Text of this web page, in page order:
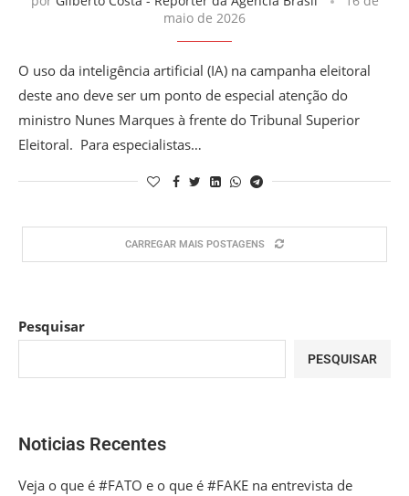
maio de 2026
O uso da inteligência artificial (IA) na campanha eleitoral
deste ano deve ser um ponto de especial atenção do
ministro Nunes Marques à frente do Tribunal Superior
Eleitoral. Para especialistas…
CARREGAR MAIS POSTAGENS
Pesquisar
PESQUISAR
Noticias Recentes
Veja o que é #FATO e o que é #FAKE na entrevista de